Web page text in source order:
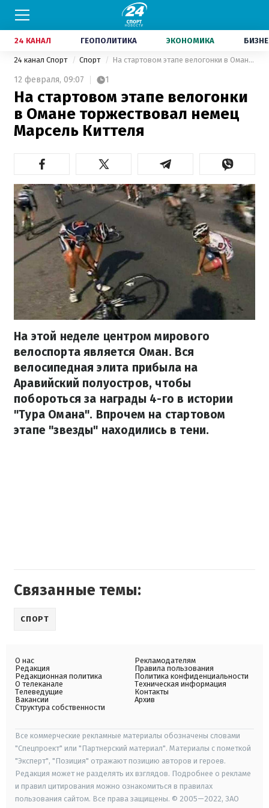
24 КАНАЛ ГЕОПОЛИТИКА ЭКОНОМИКА
24 канал Спорт Спорт На стартовом этапе велогонки в Омане торжествовал немец Марсель Киттеля
12 февраля, 09:07 1
На стартовом этапе велогонки
в Омане торжествовал немец
Марсель Киттеля
На этой неделе центром мирового
велоспорта является Оман. Вся
велосипедная элита прибыла на
Аравийский полуостров, чтобы
побороться за награды 4-го в истории
"Тура Омана". Впрочем на стартовом
этапе "звезды" находились в тени.
Связанные темы:
СПОРТ
О нас
Редакция
Редакционная политика
О телеканале
Телеведущие
Вакансии
Структура собственности
Рекламодателям
Правила пользования
Политика конфиденциальности
Техническая информация
Контакты
Архив
Все коммерческие рекламные материалы обозначены словами
"Спецпроект" или "Партнерский материал". Материалы с пометкой
"Эксперт", "Позиция" отражают позицию авторов и героев.
Редакция может не разделять их взглядов. Подробнее о рекламе
и правил цитирования можно ознакомиться в правилах
пользования сайтом. Все права защищены. © 2005—2022, ЗАО